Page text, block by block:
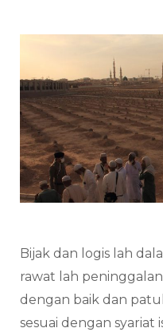
Bijak dan logis lah
rawat lah
dengan baik dan
sesuai dengan syariat